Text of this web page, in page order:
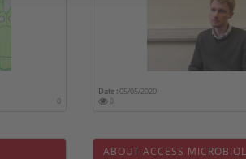
0
Date :05/05/2020
0
ABOUT ACCESS